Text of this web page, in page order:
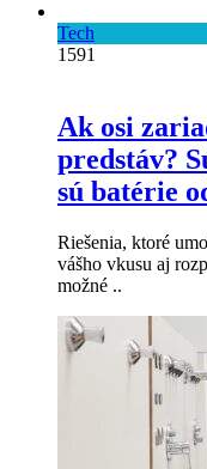
Tech
1591
Ak osi
predstáv?
sú batérie
Riešenia, ktoré
vášho vkusu aj
možné ..